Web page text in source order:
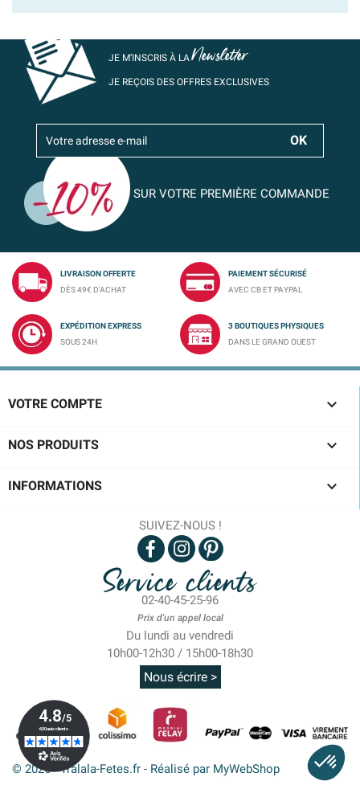
JE M’INSCRIS À LANewsletter
JE REÇOIS DES OFFRES EXCLUSIVES
SUR VOTRE PREMIÈRE COMMANDE
LIVRAISON OFFERTE
DÈS 49€ D'ACHAT
PAIEMENT SÉCURISÉ
AVEC CB ET PAYPAL
EXPÉDITION EXPRESS
SOUS 24H
3 BOUTIQUES PHYSIQUES
DANS LE GRAND OUEST
VOTRE COMPTE 
NOS PRODUITS 
INFORMATIONS 
SUIVEZ-NOUS !
Service clients
02-40-45-25-96
Prix d'un appel local
Du lundi au vendredi
10h00-12h30 / 15h00-18h30
Nous écrire >
© 2026 - Tralala-Fetes.fr - Réalisé par MyWebShop